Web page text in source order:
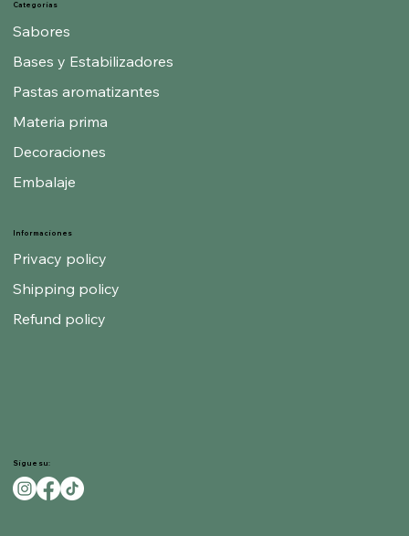
Informaciones
Privacy policy
Shipping policy
Refund policy
Categorías
Sabores
Bases y Estabilizadores
Pastas aromatizantes
Materia prima
Decoraciones
Embalaje
Sigue su: